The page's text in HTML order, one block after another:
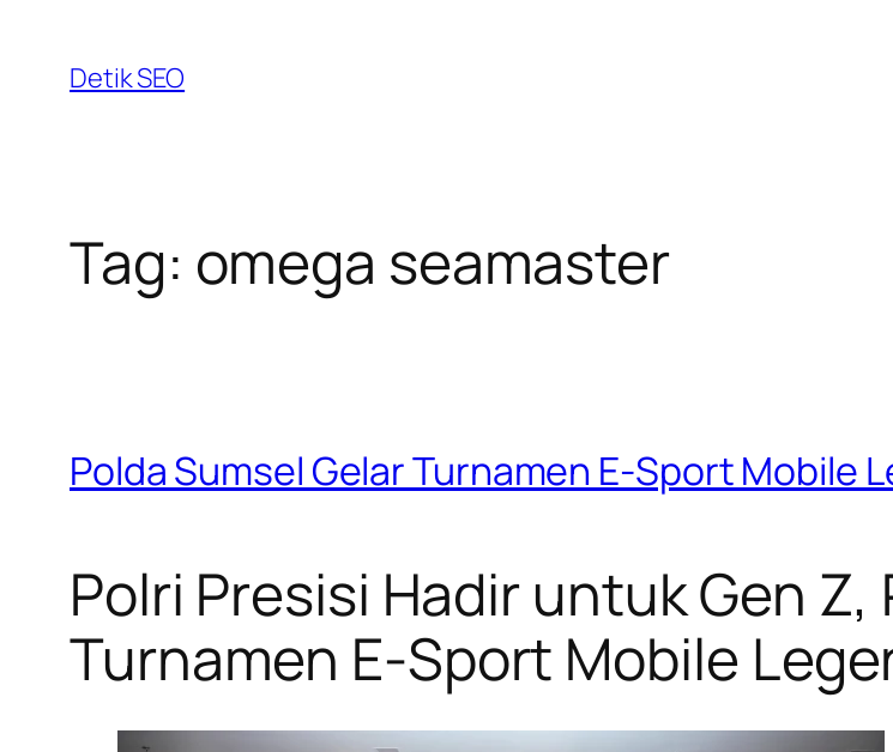
content
Detik SEO
Tag: omega seamaster
Polda Sumsel Gelar Turnamen E-Sport Mobile
Polri Presisi Hadir untuk Gen
Turnamen E-Sport Mobile